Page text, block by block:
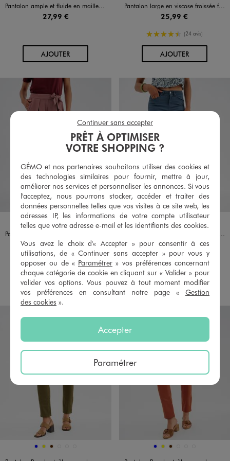
Pantalon ample et fluide en maille extensible femme
27,99 €
AJOUTERAU PANIER
Pantalon large en viscose froissée femme
25,99 €
4.5/5 de moyenne
(24 avis)
AJOUTERAU PANIER
Disponible en 7 coloris
BLANC STANDARD
BLEU FONCE
KAKI STANDARD
NOIR STANDARD
ROSE STANDARD
ROUGE FONCE
VERT CLAIR
Pantalon large et fluide à taille élastiquée et liens à nouer femme
25,99 €
4.5/5 de moyenne
(17 avis)
AJOUTERAU PANIER
Disponible en 6 coloris
BLEUJAUNEMARRONNOIR STANDARD
ORANGE FONCE
VERT FONCE
19,99 €
5/5 de moyenne
(2 avis)
AJOUTERAU PANIER
Disponible en 6 coloris
BLEUJAUNEMARRON Disponible en 6 coloris
BLEUJAUNEMARRON
PRÊT À OPTIMISER
VOTRE SHOPPING ?
GÉMO et nos partenaires souhaitons utiliser des cookies et
des technologies similaires pour fournir, mettre à jour,
améliorer nos services et personnaliser les annonces. Si vous
l'acceptez, nous pourrons stocker, accéder et traiter des
données personnelles telles que vos visites à ce site web, les
adresses IP, les informations de votre compte utilisateur
telles que votre adresse e-mail et les identifiants des cookies.
Vous avez le choix d'« Accepter » pour consentir à ces
utilisations, de « Continuer sans accepter » pour vous y
opposer ou de « Paramétrer » vos préférences concernant
chaque catégorie de cookie en cliquant sur « Valider » pour
valider vos options. Vous pouvez à tout moment modifier
vos préférences en consultant notre page « Gestion
des cookies ».
Accepter
Paramétrer
Continuer sans accepter